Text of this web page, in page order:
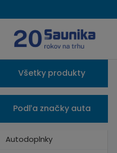
Všetky produkty
Podľa značky auta
Autodoplnky